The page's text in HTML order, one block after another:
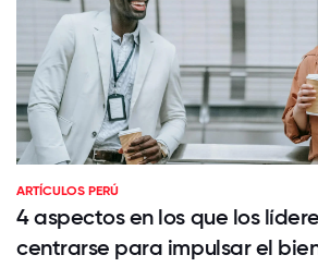
ARTÍCULOS PERÚ
4 aspectos en los que los
centrarse para impulsar el